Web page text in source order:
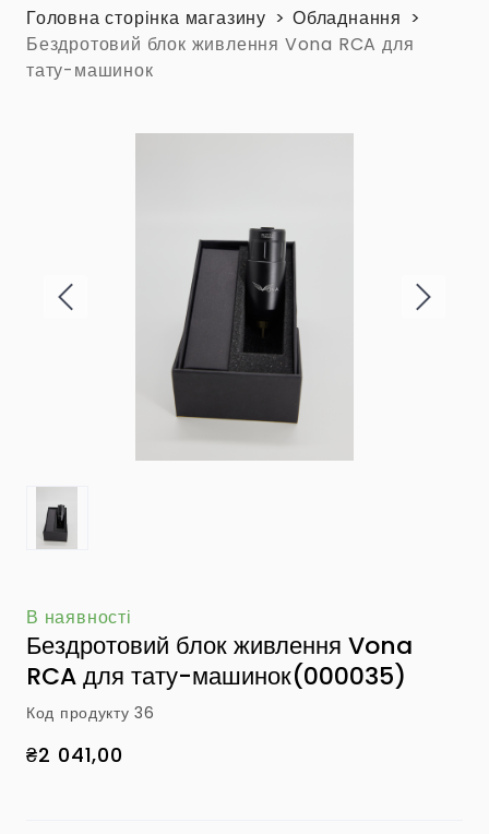
Головна сторінка магазину
Обладнання
Бездротовий блок живлення Vona RCA для
тату-машинок
В наявності
Бездротовий блок живлення Vona
RCA для тату-машинок(000035)
Код продукту 36
₴2 041,00